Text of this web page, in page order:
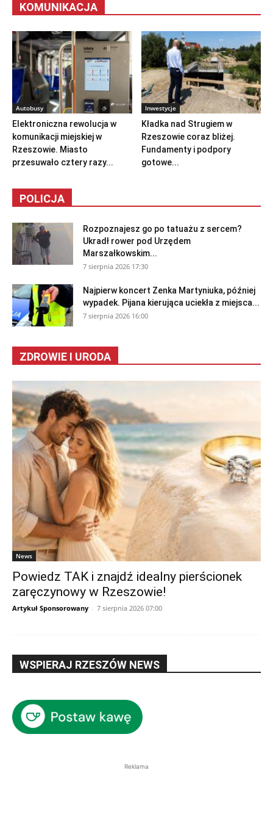
KOMUNIKACJA
Autobusy
Elektroniczna rewolucja w
komunikacji miejskiej w
Rzeszowie. Miasto
przesuwało cztery razy...
Inwestycje
Kładka nad Strugiem w
Rzeszowie coraz bliżej.
Fundamenty i podpory
gotowe...
POLICJA
Rozpoznajesz go po tatuażu z sercem?
Ukradł rower pod Urzędem
Marszałkowskim...
7 sierpnia 2026 17:30
Najpierw koncert Zenka Martyniuka, później
wypadek. Pijana kierująca uciekła z miejsca...
7 sierpnia 2026 16:00
ZDROWIE I URODA
News
Powiedz TAK i znajdź idealny pierścionek
zaręczynowy w Rzeszowie!
Artykuł Sponsorowany - 7 sierpnia 2026 07:00
WSPIERAJ RZESZÓW NEWS
Reklama